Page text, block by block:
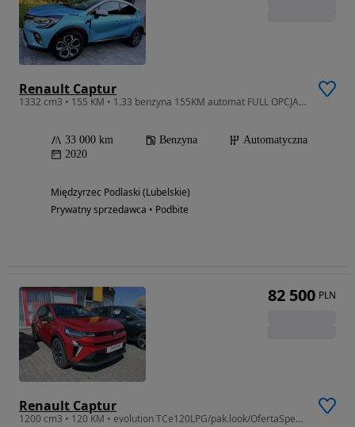
Renault Captur
1332 cm3 • 155 KM • 1.33 benzyna 155KM automat FULL OPCJA znikomy przebieg PIĘKNY KOLOR de
33 000 km Benzyna
Automatyczna
2020
Międzyrzec Podlaski (Lubelskie)
Prywatny sprzedawca • Podbite
Renault Captur
1200 cm3 • 120 KM • evolution TCe120LPG/pak.look/OfertaSpecjalna!
82 500 PLN